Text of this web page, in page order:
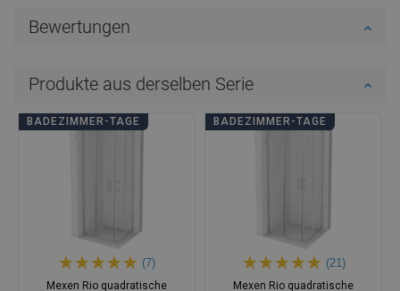
Bewertungen
Produkte aus derselben Serie
BADEZIMMER-TAGE
(7)
Mexen Rio quadratische
BADEZIMMER-TAGE
(21)
Mexen Rio quadratische